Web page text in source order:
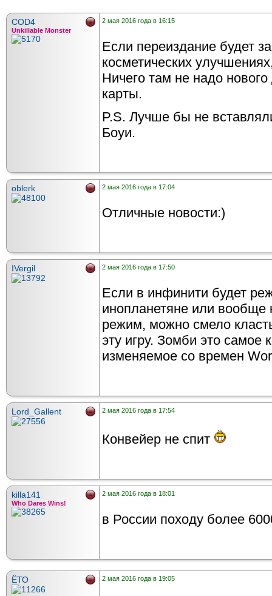
COD4
Unkillable Monster
2 мая 2016 года в 16:15
Если переиздание будет
косметических
Ничего там не надо
карты.
P.S. Лучше бы не
Боуи.
oblerk 2 мая 2016 года в 17:04
Отличные новости:)
IVergil 2 мая 2016 года в 17:50
Если в инфинити будет
инопланетяне или вообще
режим, можно смело
эту игру. Зомби это самое
изменяемое со времен
Lord_Gallent 2 мая 2016 года в 17:54
Конвейер не спит
killa141
Who Dares Wins!
2 мая 2016 года в 18:01
в России походу более
ЁТО 2 мая 2016 года в 19:05